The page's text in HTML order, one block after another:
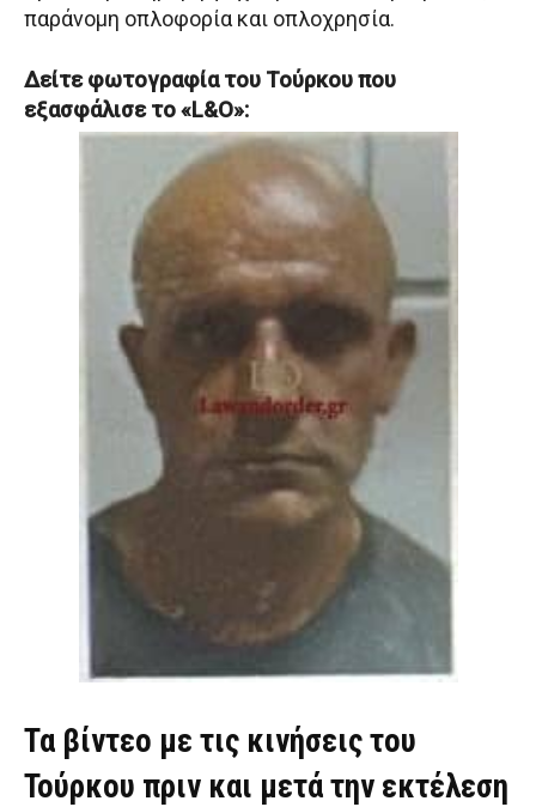
παράνομη οπλοφορία και οπλοχρησία.
Δείτε φωτογραφία του Τούρκου που
εξασφάλισε το «L&O»:
Τα βίντεο με τις κινήσεις του
Τούρκου πριν και μετά την εκτέλεση